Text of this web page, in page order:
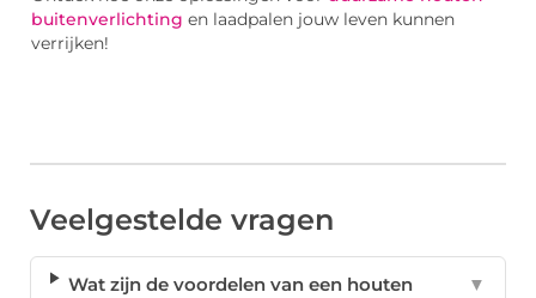
buitenverlichting en laadpalen jouw leven kunnen
verrijken!
Veelgestelde vragen
Wat zijn de voordelen van een houten
▼